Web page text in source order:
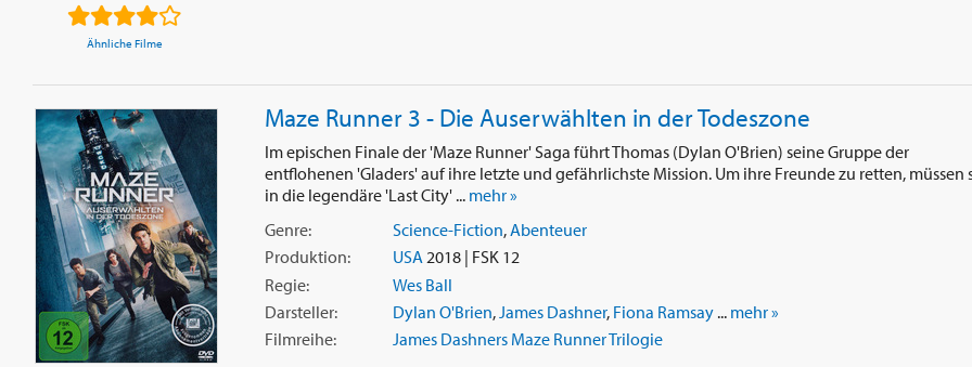
Ähnliche Filme
Maze Runner 3 - Die Auserwählten in der Todeszone
Im epischen Finale der 'Maze Runner' Saga führt Thomas (Dylan O'Brien) seine Gruppe der
entflohenen 'Gladers' auf ihre letzte und gefährlichste Mission. Um ihre Freunde zu retten, müssen
in die legendäre 'Last City' ... mehr »
Genre:
Science-Fiction,Abenteuer
Produktion:
USA2018 | FSK 12
Regie:
Wes Ball
Darsteller:
Dylan O'Brien, James Dashner, Fiona Ramsay... mehr »
Filmreihe:
James Dashners Maze Runner Trilogie